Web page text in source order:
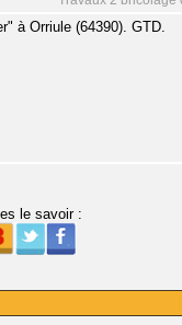
à Orriule (64390). GTD.
le savoir :